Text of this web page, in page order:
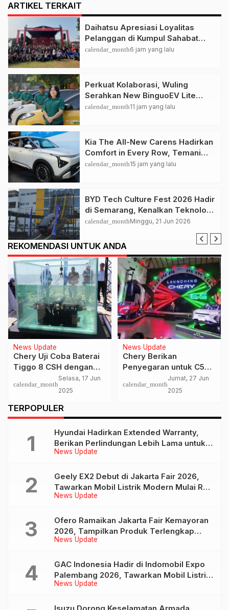
ARTIKEL TERKAIT
Daihatsu Apresiasi Loyalitas
Pelanggan di Kumpul Sahabat
Depok
calendar_month6 jam yang lalu
Perkuat Kolaborasi, Wuling
Serahkan New BinguoEV Lite
untuk GrabRentals
calendar_month11 jam yang lalu
Kia The All-New Carens Hadirkan
Comfort in Every Row, Temani
Perjalanan Keluarga Lebih
calendar_month15 jam yang lalu
BYD Tech Culture Fest 2026 Hadir
di Semarang, Kenalkan Teknologi
EV dan Dual Mode ke Masyarakat
calendar_monthMinggu, 21 Jun 2026
REKOMENDASI UNTUK ANDA
News Update
Chery Uji Coba Baterai
Tiggo 8 CSH dengan
Direndam Air Laut
Selama 48 jam
calendar_month
Selasa, 17 Jun
2025
News Update
Chery Berikan
Penyegaran untuk C5
dan E5, Harga Semakin
Terjangkau
calendar_month
Jumat, 27 Jun
2025
TERPOPULER
News Update
Hyundai Hadirkan Extended Warranty,
Berikan Perlindungan Lebih Lama untuk
Tiga Produk ini
News Update
Geely EX2 Debut di Jakarta Fair 2026,
Tawarkan Mobil Listrik Modern Mulai Rp
239 Jutaan
News Update
Ofero Ramaikan Jakarta Fair Kemayoran
2026, Tampilkan Produk Terlengkap
hingga Calon Model Baru
News Update
GAC Indonesia Hadir di Indomobil Expo
Palembang 2026, Tawarkan Mobil Listrik
AION UT dan AION V